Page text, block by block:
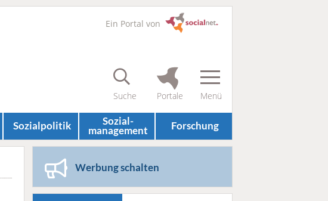
Ein Portal von
Sozial­politik Sozial­
management Forschung
Werbung schalten